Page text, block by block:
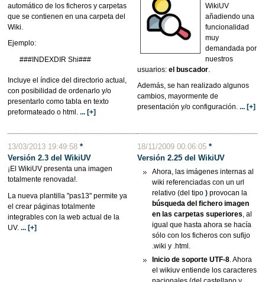
automático de los ficheros y carpetas
que se contienen en una carpeta del
Wiki.
Ejemplo:
###INDEXDIR Shi###
Incluye el índice del directorio actual,
con posibilidad de ordenarlo y/o
presentarlo como tabla en texto
preformateado o html. ... [+]
WikiUV
añadiendo una
funcionalidad
muy
demandada por
nuestros
usuarios:el buscador
Además, se han realizado algunos
cambios, mayormente de
presentación y/o configuración.... [+]
13/03/2013 19:49:58 *
Versión 2.3 del WikiUV
¡El WikiUV presenta una imagen
totalmente renovada!.
La nueva plantilla "pas13" permite ya
el crear páginas totalmente
integrables con la web actual de la
UV. ... [+]
18/11/2009 00:06:05*
Versión 2.25 delWikiUV
Ahora, las imágenes internas al
wiki referenciadas con un url
relativo (del tipo) provocan la
búsqueda del fichero imagen
en las carpetas superiores, al
igual que hasta ahora se hacía
sólo con los ficheros con sufijo
.wiki y .html.
Inicio de soporte UTF-8. Ahora
el wikiuv entiende los caracteres